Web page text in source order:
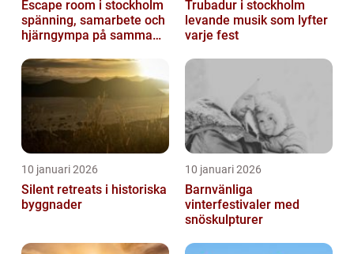
Escape room i stockholm
spänning, samarbete och
hjärngympa på samma
Trubadur i stockholm
levande musik som lyfter
varje fest
10 januari 2026
Silent retreats i historiska
byggnader
10 januari 2026
Barnvänliga
vinterfestivaler med
snöskulpturer